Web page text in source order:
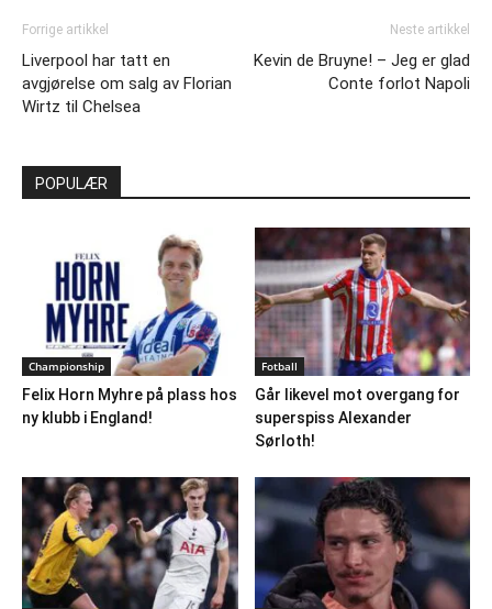
Forrige artikkel
Liverpool har tatt en
avgjørelse om salg av Florian
Wirtz til Chelsea
Neste artikkel
Kevin de Bruyne! – Jeg er glad
Conte forlot Napoli
POPULÆR
Championship
Felix Horn Myhre på plass hos
ny klubb i England!
Fotball
Går likevel mot overgang for
superspiss Alexander
Sørloth!